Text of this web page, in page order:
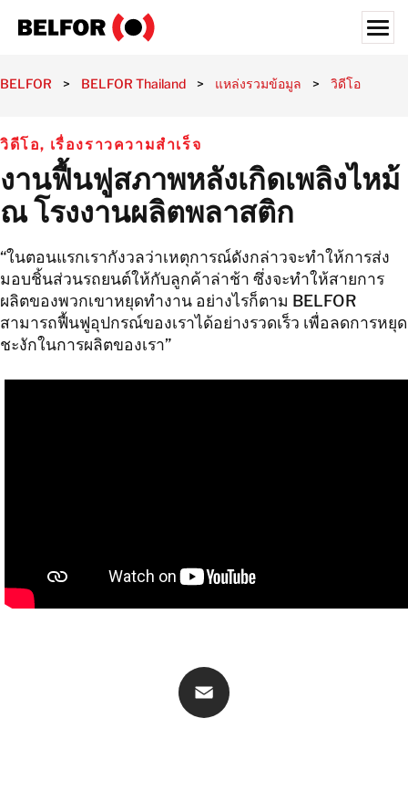
บริการของเรา
ภาคอุตสาหกรรม
แหล่งรวมข้อมูล
สมัครงาน
เกี่ยวกับ
สถานที่ตั้ง
BELFOR > BELFOR Thailand > แหล่งรวมข้อมูล > วิดีโอ
วิดีโอ, เรื่องราวความสําเร็จ
งานฟื้นฟูสภาพหลังเกิดเพลิงไหม้
ณ โรงงานผลิตพลาสติก
“ในตอนแรกเรากังวลว่าเหตุการณ์ดังกล่าวจะทําให้การส่ง
มอบชิ้นส่วนรถยนต์ให้กับลูกค้าล่าช้า ซึ่งจะทําให้สายการ
ผลิตของพวกเขาหยุดทํางาน อย่างไรก็ตาม BELFOR
สามารถฟื้นฟูอุปกรณ์ของเราได้อย่างรวดเร็ว เพื่อลดการหยุด
ชะงักในการผลิตของเรา”